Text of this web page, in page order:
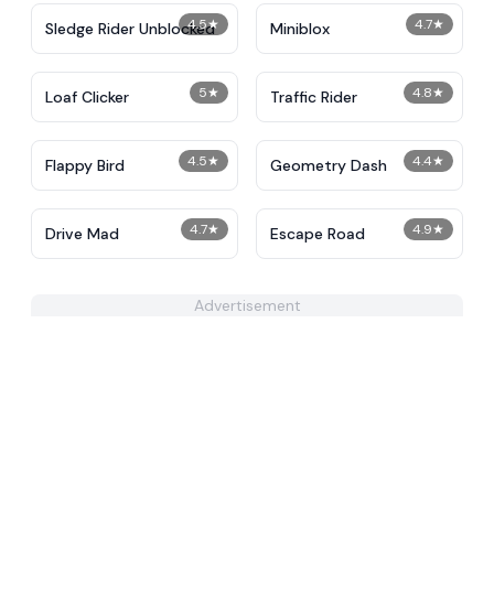
4.5★
Sledge Rider Unblocked 4.7★
Miniblox
5★
Loaf Clicker 4.8★
Traffic Rider
4.5★
Flappy Bird 4.4★
Geometry Dash
4.7★
Drive Mad 4.9★
Escape Road
Advertisement